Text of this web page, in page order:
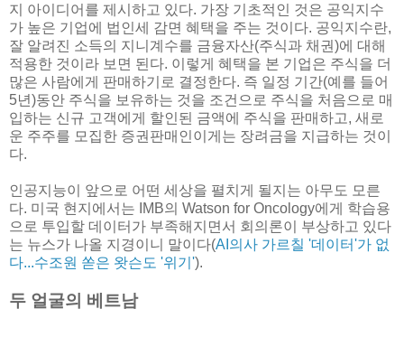
지 아이디어를 제시하고 있다. 가장 기초적인 것은 공익지수
가 높은 기업에 법인세 감면 혜택을 주는 것이다. 공익지수란,
잘 알려진 소득의 지니계수를 금융자산(주식과 채권)에 대해
적용한 것이라 보면 된다. 이렇게 혜택을 본 기업은 주식을 더
많은 사람에게 판매하기로 결정한다. 즉 일정 기간(예를 들어
5년)동안 주식을 보유하는 것을 조건으로 주식을 처음으로 매
입하는 신규 고객에게 할인된 금액에 주식을 판매하고, 새로
운 주주를 모집한 증권판매인이게는 장려금을 지급하는 것이
다.
인공지능이 앞으로 어떤 세상을 펼치게 될지는 아무도 모른
다. 미국 현지에서는 IMB의 Watson for Oncology에게 학습용
으로 투입할 데이터가 부족해지면서 회의론이 부상하고 있다
는 뉴스가 나올 지경이니 말이다(AI의사 가르칠 '데이터'가 없
다...수조원 쏟은 왓슨도 '위기').
두 얼굴의 베트남